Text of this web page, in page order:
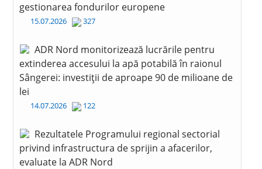
gestionarea fondurilor europene
15.07.2026 327
ADR Nord monitorizează lucrările pentru
extinderea accesului la apă potabilă în raionul
Sângerei: investiții de aproape 90 de milioane de
lei
14.07.2026 122
Rezultatele Programului regional sectorial
privind infrastructura de sprijin a afacerilor,
evaluate la ADR Nord